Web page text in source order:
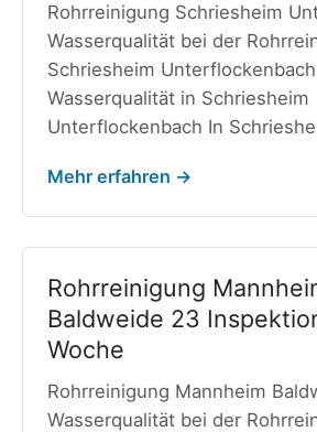
Rohrreinigung Schriesheim
Wasserqualität bei der
Schriesheim Unterflockenbach
Wasserqualität in Schriesheim
Unterflockenbach In
Mehr erfahren →
Rohrreinigung
Baldweide 23
Woche
Rohrreinigung Mannheim
Wasserqualität bei der